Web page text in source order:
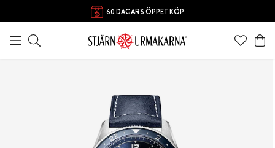
60 DAGARS ÖPPET KÖP
FRI FRAKT ÖVER 1000 KR